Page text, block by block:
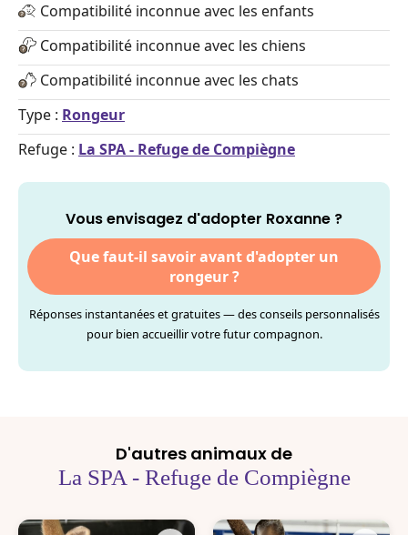
Compatibilité inconnue avec les enfants
Compatibilité inconnue avec les chiens
Compatibilité inconnue avec les chats
Type : Rongeur
Refuge : La SPA - Refuge de Compiègne
Vous envisagez d'adopter Roxanne ?
Que faut-il savoir avant d'adopter un
rongeur ?
Réponses instantanées et gratuites — des conseils personnalisés
pour bien accueillir votre futur compagnon.
D'autres animaux de
La SPA - Refuge de Compiègne